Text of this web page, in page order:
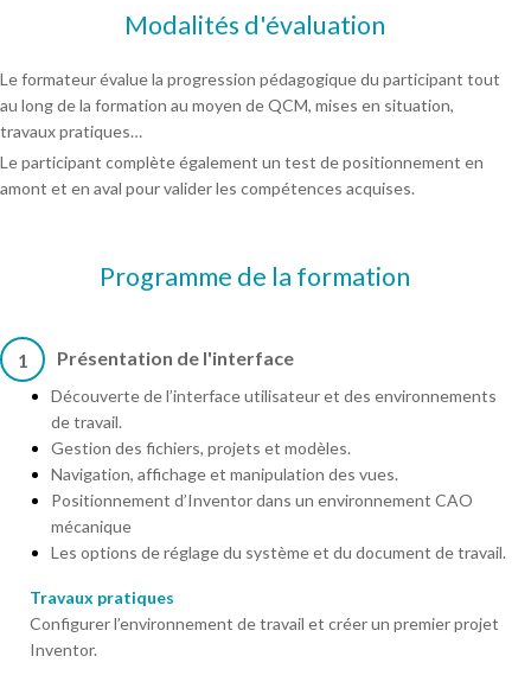
Modalités d'évaluation
Le formateur évalue la progression pédagogique du participant tout
au long de la formation au moyen de QCM, mises en situation,
travaux pratiques…
Le participant complète également un test de positionnement en
amont et en aval pour valider les compétences acquises.
Programme de la formation
1 Présentation de l'interface
Découverte de l’interface utilisateur et des environnements
de travail.
Gestion des fichiers, projets et modèles.
Navigation, affichage et manipulation des vues.
Positionnement d’Inventor dans un environnement CAO
mécanique
Les options de réglage du système et du document de travail.
Travaux pratiques
Configurer l’environnement de travail et créer un premier projet
Inventor.